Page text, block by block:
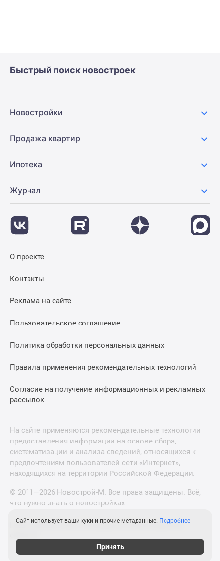
Быстрый поиск новостроек
Новостройки
Продажа квартир
Ипотека
Журнал
О проекте
Контакты
Реклама на сайте
Пользовательское соглашение
Политика обработки персональных данных
Правила применения рекомендательных технологий
Согласие на получение информационных и рекламных
рассылок
На сайте применяются рекомендательные технологии
предоставления информации на основе сбора,
систематизации и анализа сведений, относящихся к
предпочтениям пользователей сети «Интернет»,
находящихся на территории Российской Федерации.
© 2011—2026 Новострой-М. Все права защищены. Всё,
что нужно знать о новостройках
Новостройки Санкт-Петербурга и Ленинградской
Сайт использует ваши куки и прочие метаданные. Подробнее
Принять